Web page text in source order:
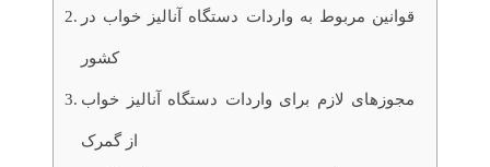
قوانین مربوط به واردات دستگاه آنالیز خواب در
کشور
مجوزهای لازم برای واردات دستگاه آنالیز خواب
از گمرک